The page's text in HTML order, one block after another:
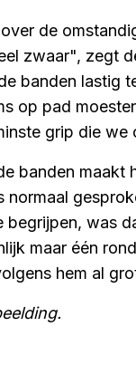
de
zwaar", zegt
banden lastig
op pad
grip die
banden
was
maar één
hem al